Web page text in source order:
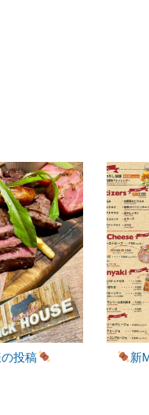
投稿 新